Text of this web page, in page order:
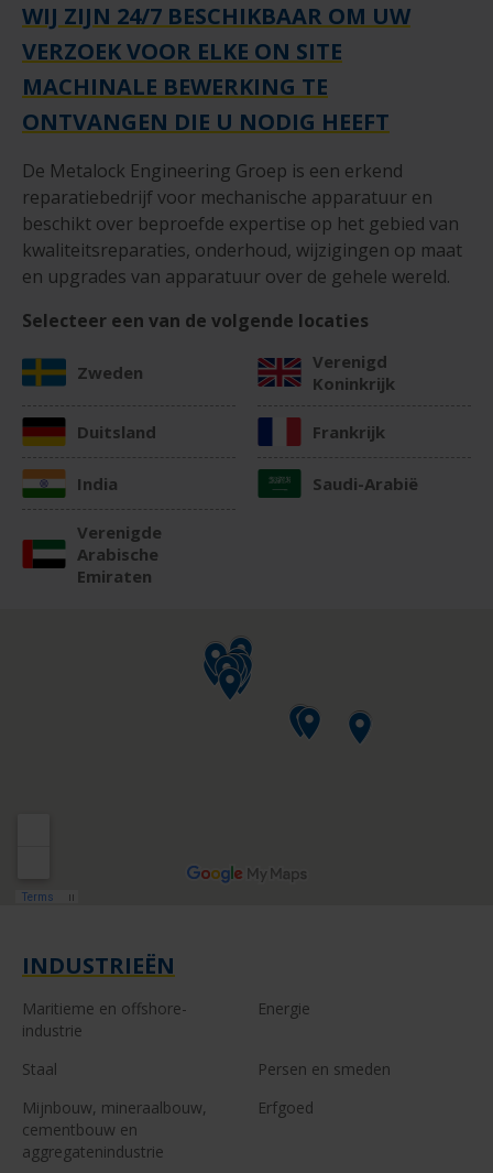
WIJ ZIJN 24/7 BESCHIKBAAR OM UW
VERZOEK VOOR ELKE ON SITE
MACHINALE BEWERKING TE
ONTVANGEN DIE U NODIG HEEFT
De Metalock Engineering Groep is een erkend
reparatiebedrijf voor mechanische apparatuur en
beschikt over beproefde expertise op het gebied van
kwaliteitsreparaties, onderhoud, wijzigingen op maat
en upgrades van apparatuur over de gehele wereld.
Selecteer een van de volgende locaties
Zweden
Verenigd
Koninkrijk
Duitsland Frankrijk
India Saudi-Arabië
Verenigde
Arabische
Emiraten
INDUSTRIEËN
Maritieme en offshore-
industrie
Energie
Staal
Persen en smeden
Mijnbouw, mineraalbouw,
cementbouw en
aggregatenindustrie
Erfgoed